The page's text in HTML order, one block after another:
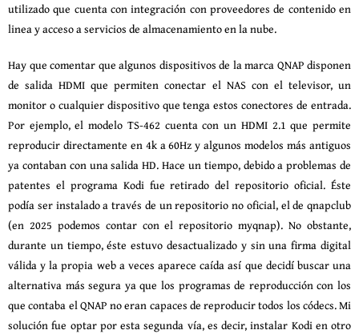
utilizado que cuenta con integración con proveedores de contenido en
linea y acceso a servicios de almacenamiento en la nube.
Hay que comentar que algunos dispositivos de la marca QNAP disponen
de salida HDMI que permiten conectar el NAS con el televisor, un
monitor o cualquier dispositivo que tenga estos conectores de entrada.
Por ejemplo, el modelo TS-462 cuenta con un HDMI 2.1 que permite
reproducir directamente en 4k a 60Hz y algunos modelos más antiguos
ya contaban con una salida HD. Hace un tiempo, debido a problemas de
patentes el programa Kodi fue retirado del repositorio oficial. Éste
podía ser instalado a través de un repositorio no oficial, el de qnapclub
(en 2025 podemos contar con el repositorio myqnap). No obstante,
durante un tiempo, éste estuvo desactualizado y sin una firma digital
válida y la propia web a veces aparece caída así que decidí buscar una
alternativa más segura ya que los programas de reproducción con los
que contaba el QNAP no eran capaces de reproducir todos los códecs. Mi
solución fue optar por esta segunda vía, es decir, instalar Kodi en otro